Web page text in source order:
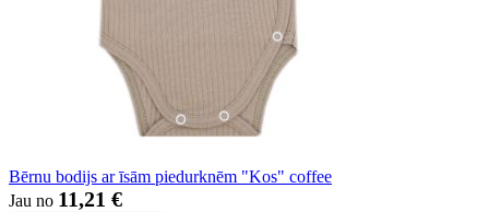
Bērnu bodijs ar īsām piedurknēm "Kos" coffee
Jau no 11,21 €